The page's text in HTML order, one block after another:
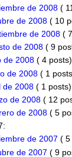
de 2008(
de 2008( 10
de 2008(
de 2008( 9
de 2008( 4 posts)
de 2008( 1
de 2008( 1 posts)
de 2008( 12
de 2008( 5
de 2007 ( 5
de 2007 ( 9